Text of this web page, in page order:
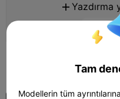
 Yazdırma
Daha
Tam
Modellerin tüm